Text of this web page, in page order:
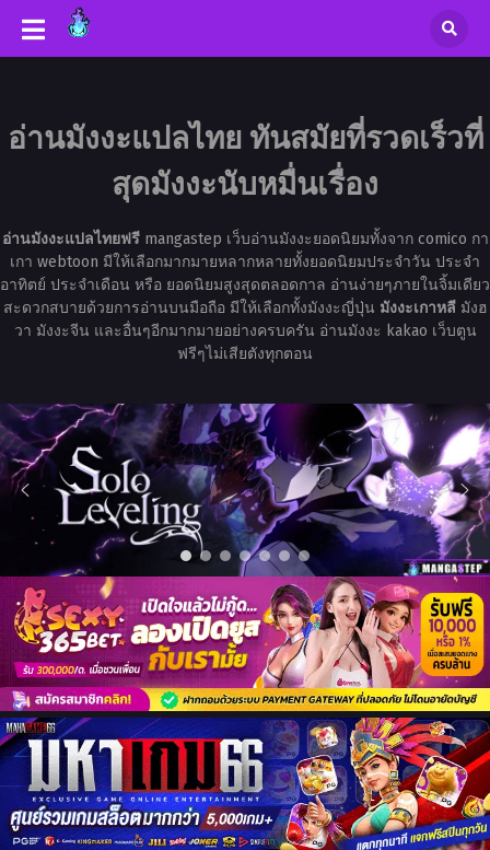
อ่านมังงะแปลไทย ทันสมัยที่รวดเร็วที่
สุดมังงะนับหมื่นเรื่อง
อ่านมังงะแปลไทยฟรีmangastep เว็บอ่านมังงะยอดนิยมทั้งจาก comico กา
เกา webtoon มีให้เลือกมากมายหลากหลายทั้งยอดนิยมประจำวัน ประจำ
อาทิตย์ ประจำเดือน หรือ ยอดนิยมสูงสุดตลอดกาล อ่านง่ายๆภายในจิ้มเดียว
สะดวกสบายด้วยการอ่านบนมือถือ มีให้เลือกทั้งมังงะญี่ปุ่น มังงะเกาหลีมังฮ
วา มังงะจีน และอื่นๆอีกมากมายอย่างครบครัน อ่านมังงะ kakao เว็บตูน
ฟรีๆไม่เสียตังทุกตอน